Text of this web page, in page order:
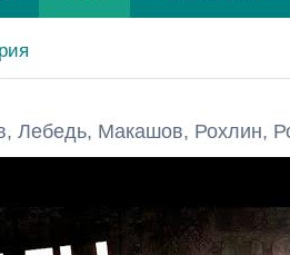
Лебедь, Макашов, Рохлин,